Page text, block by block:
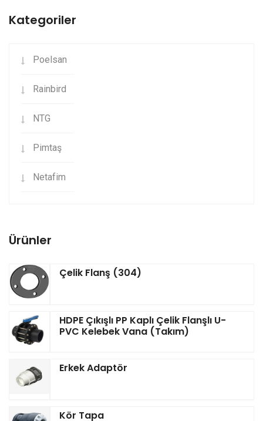
Kategoriler
Poelsan
Rainbird
NTG
Pimtaş
Netafim
Ürünler
Çelik Flanş (304)
HDPE Çıkışlı PP Kaplı Çelik Flanşlı U-
PVC Kelebek Vana (Takım)
Erkek Adaptör
Kör Tapa